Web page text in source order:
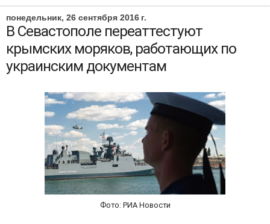
понедельник, 26 сентября 2016 г.
В Севастополе переаттестуют
крымских моряков, работающих по
украинским документам
Фото: РИА Новости